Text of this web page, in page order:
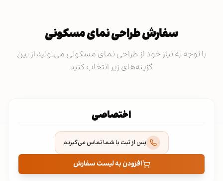
سفارش طراحی نمای مسکونی
با توجه به نیاز خود از طراحی نمای مسکونی می‌تونید از بین
گزینه‌های زیر انتخاب کنید
اختصاصی
پس از ثبت با شما تماس می‌گیریم
افزودن به لیست سفارش